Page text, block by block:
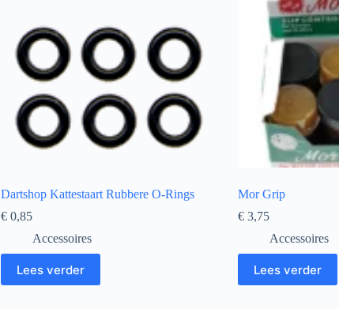
Dartshop Kattestaart Rubbere O-Rings
€0,85
Accessoires
Lees verder
Mor Grip
€3,75
Accessoires
Lees verder